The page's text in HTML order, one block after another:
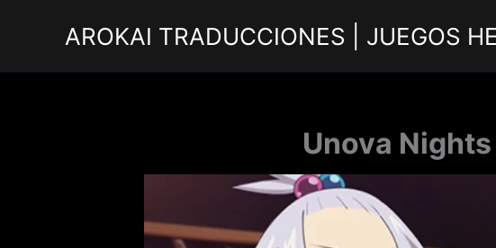
AROKAI TRADUCCIONES | JUEGOS
Unova